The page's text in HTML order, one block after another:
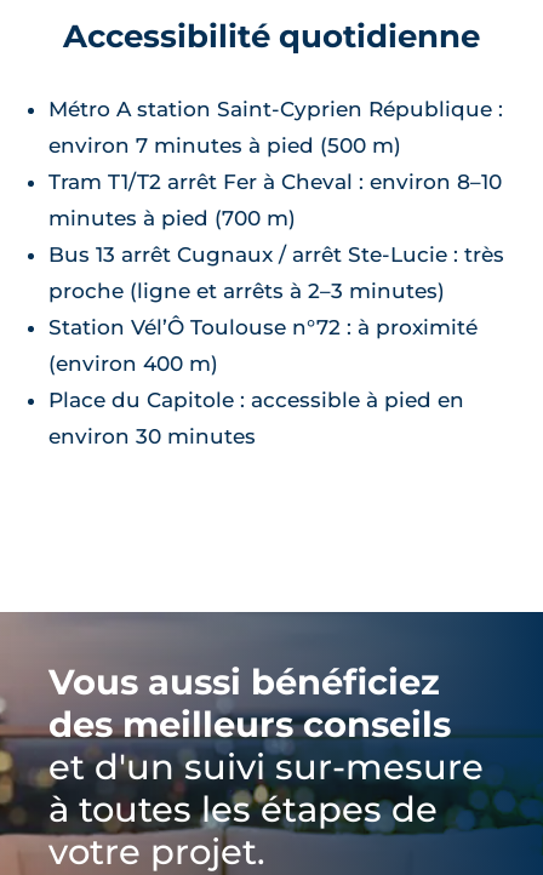
Accessibilité quotidienne
Métro A station Saint‑Cyprien République :
environ 7 minutes à pied (500 m)
Tram T1/T2 arrêt Fer à Cheval : environ 8–10
minutes à pied (700 m)
Bus 13 arrêt Cugnaux / arrêt Ste‑Lucie : très
proche (ligne et arrêts à 2–3 minutes)
Station Vél’Ô Toulouse n°72 : à proximité
(environ 400 m)
Place du Capitole : accessible à pied en
environ 30 minutes
Vous aussi bénéficiez
des meilleurs conseils
et d'un suivi sur-mesure
à toutes les étapes de
votre projet.